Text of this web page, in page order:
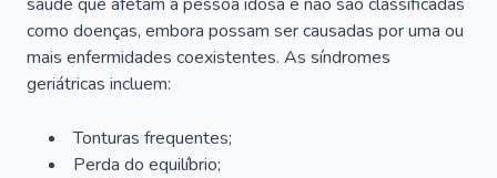
como doenças, embora possam ser causadas por uma ou
mais enfermidades coexistentes. As síndromes
geriátricas incluem:
Tonturas frequentes;
Perda do equilíbrio;